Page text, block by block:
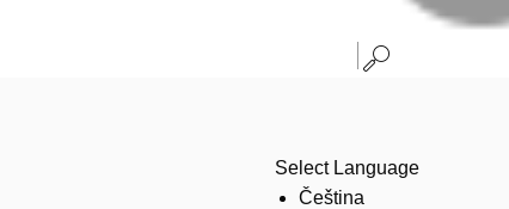
Select Language
Čeština